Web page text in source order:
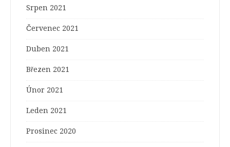
Srpen 2021
Červenec 2021
Duben 2021
Březen 2021
Únor 2021
Leden 2021
Prosinec 2020